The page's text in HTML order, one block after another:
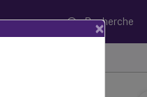
Recherche
×